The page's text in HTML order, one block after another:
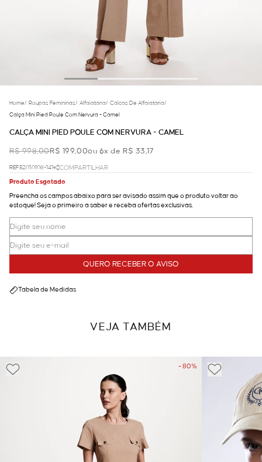
Home/ Roupas Femininas/ Alfaiataria/ Calcas De Alfaiataria/
Calça Mini Pied Poule Com Nervura - Camel
CALÇA MINI PIED POULE COM NERVURA - CAMEL
R$ 998,00R$ 199,00ou 6x de R$ 33,17
REF.52.01.0108-141
COMPARTILHAR
Produto Esgotado
Preencha os campos abaixo para ser avisado assim que o produto voltar ao
estoque! Seja o primeiro a saber e receba ofertas exclusivas.
QUERO RECEBER O AVISO
Tabela de Medidas
VEJA TAMBÉM
- 80%